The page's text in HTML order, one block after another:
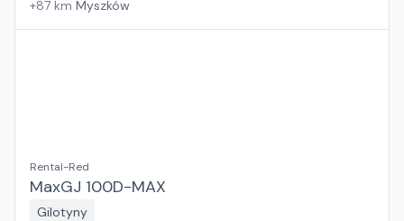
+87 km Myszków
Rental-Red
MaxGJ 100D-MAX
Gilotyny